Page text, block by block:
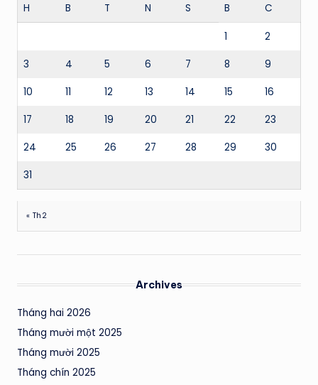
H
B T N S B C
1 2
3 4 5 6 7 8 9
10 11 12 13 14 15 16
17 18 19 20 21 22 23
24 25 26 27 28 29 30
31
« Th2
Archives
Tháng hai 2026
Tháng mười một 2025
Tháng mười 2025
Tháng chín 2025